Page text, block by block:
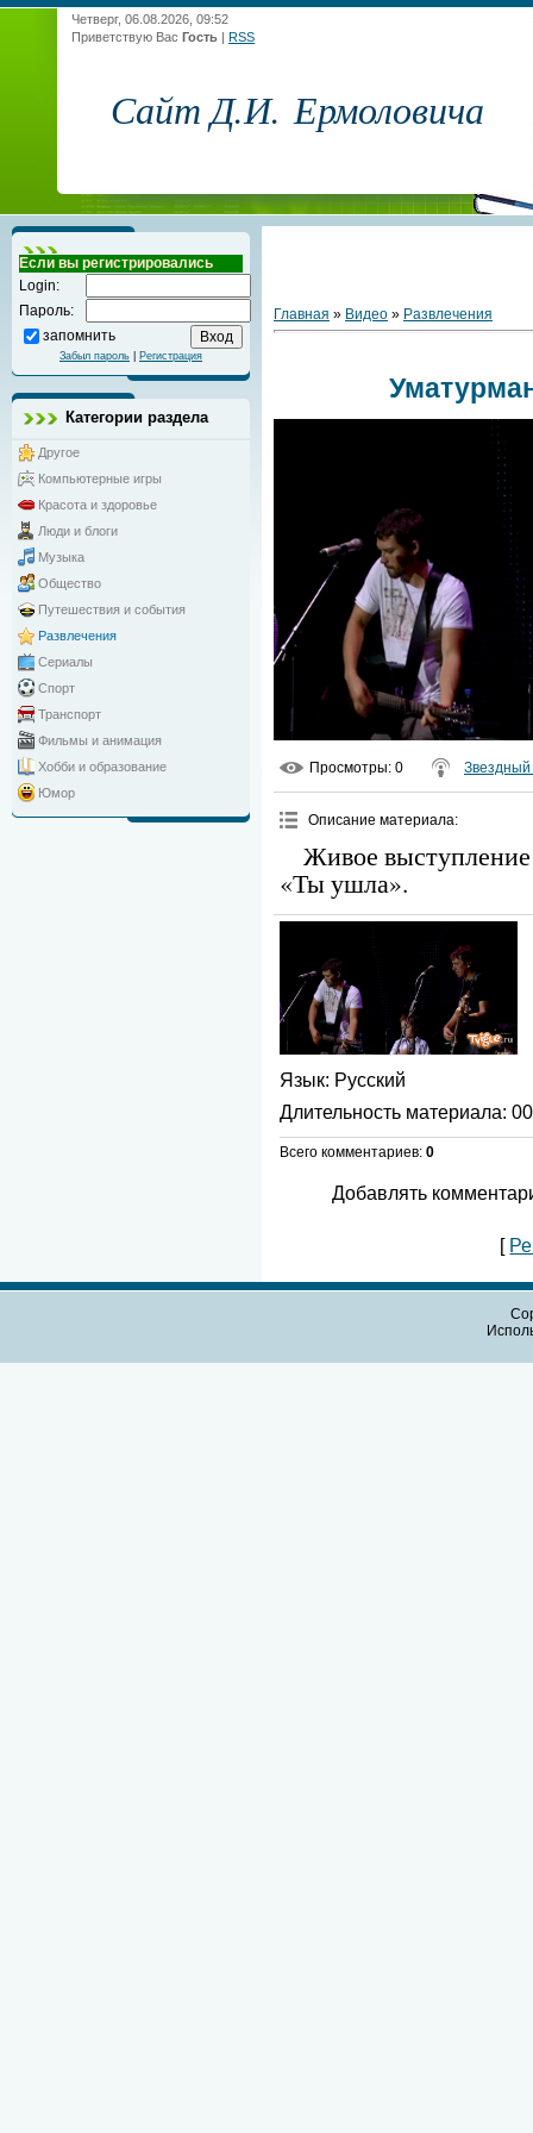
Четверг, 06.08.2026, 09:52
Приветствую Вас Гость | RSS
Сайт Д.И. Ермоловича
Если вы регистрировались
Login:
Пароль:
запомнить
Забыл пароль Регистрация
Категории раздела
Другое
Компьютерные игры
Красота и здоровье
Люди и блоги
Музыка
Общество
Путешествия и события
Развлечения
Сериалы
Спорт
Транспорт
Фильмы и анимация
Хобби и образование
Юмор
Главная » Видео » Развлечения
Просмотры: 0
Описание материала:
Живое
«Ты ушла».
Язык: Русский
Длительность материала:
Всего комментариев: 0
Добавлять
[